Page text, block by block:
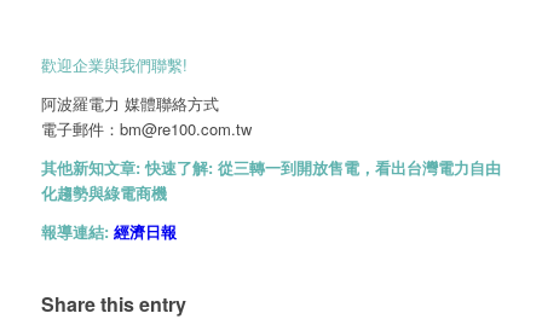
歡迎企業與我們聯繫!
阿波羅電力 媒體聯絡方式
電子郵件：bm@re100.com.tw
其他新知文章: 快速了解: 從三轉一到開放售電，看出台灣電力自由
化趨勢與綠電商機
報導連結: 經濟日報
Share this entry